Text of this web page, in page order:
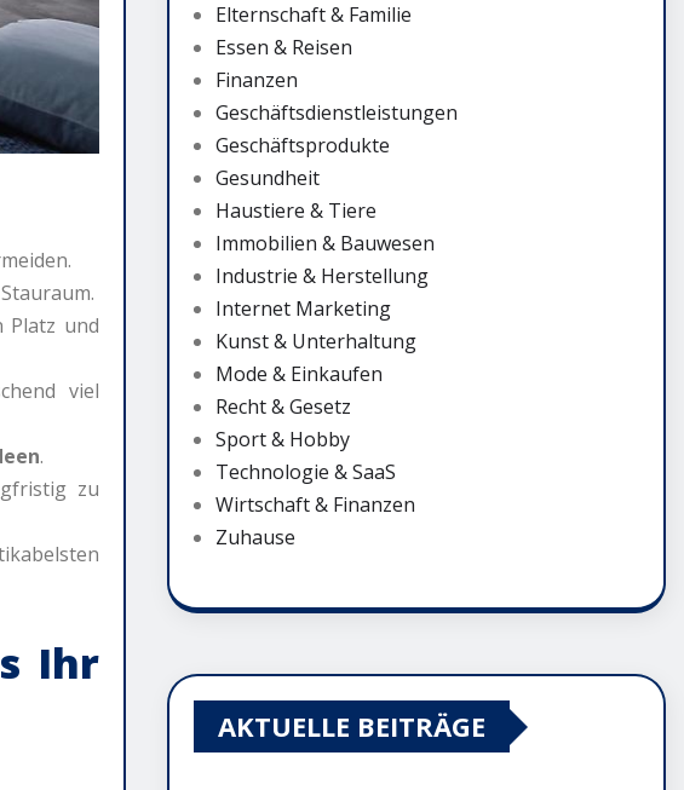
Platz und
viel
.
zu
Ihr
Elternschaft & Familie
Essen & Reisen
Finanzen
Geschäftsdienstleistungen
Geschäftsprodukte
Gesundheit
Haustiere & Tiere
Immobilien & Bauwesen
Industrie & Herstellung
Internet Marketing
Kunst & Unterhaltung
Mode & Einkaufen
Recht & Gesetz
Sport & Hobby
Technologie & SaaS
Wirtschaft & Finanzen
Zuhause
AKTUELLE BEITRÄGE